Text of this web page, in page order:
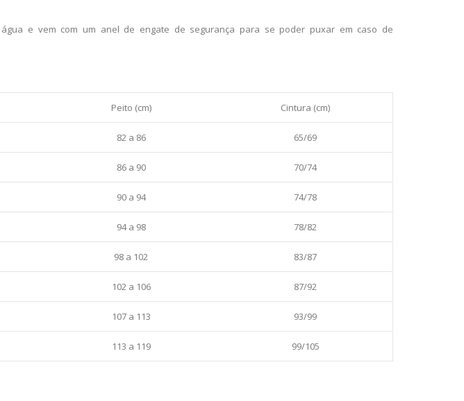
e vem com um anel de engate de segurança para se poder puxar em caso de
Peito (cm) Cintura (cm)
82 a 86 65/69
86 a 90 70/74
90 a 94 74/78
94 a 98 78/82
98 a 102 83/87
102 a 106 87/92
107 a 113 93/99
113 a 119 99/105